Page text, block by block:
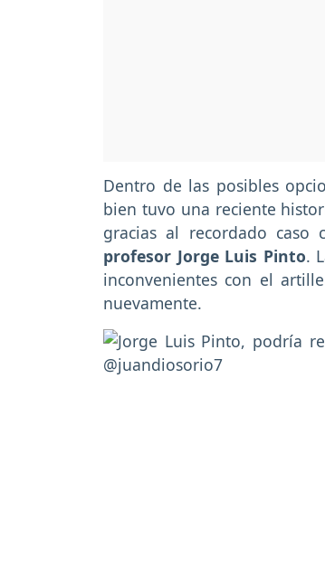
Dentro de las posibles
bien tuvo una reciente
gracias al recordado caso
profesor Jorge Luis Pinto.
inconvenientes con el
nuevamente.